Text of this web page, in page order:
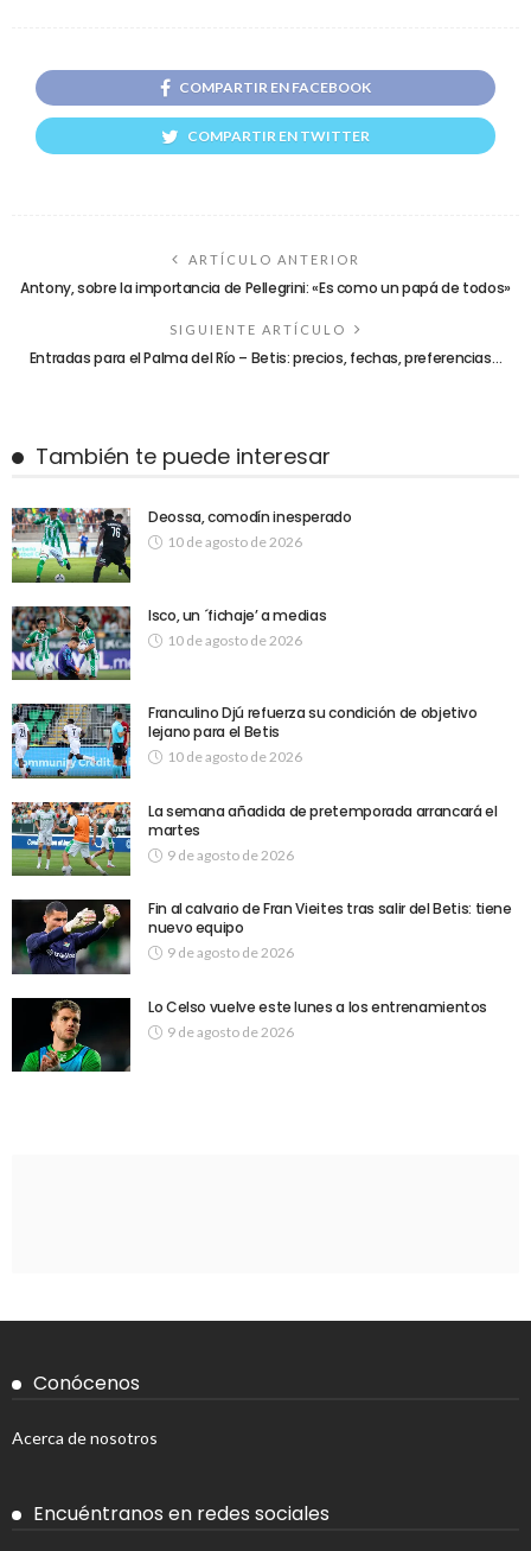
COMPARTIR EN FACEBOOK
COMPARTIR EN TWITTER
ARTÍCULO ANTERIOR
Antony, sobre la importancia de Pellegrini: «Es como un papá de todos»
SIGUIENTE ARTÍCULO
Entradas para el Palma del Río – Betis: precios, fechas, preferencias…
También te puede interesar
Deossa, comodín inesperado
10 de agosto de 2026
Isco, un ´fichaje’ a medias
10 de agosto de 2026
Franculino Djú refuerza su condición de objetivo
lejano para el Betis
10 de agosto de 2026
La semana añadida de pretemporada arrancará el
martes
9 de agosto de 2026
Fin al calvario de Fran Vieites tras salir del Betis: tiene
nuevo equipo
9 de agosto de 2026
Lo Celso vuelve este lunes a los entrenamientos
9 de agosto de 2026
Conócenos
Acerca de nosotros
Encuéntranos en redes sociales